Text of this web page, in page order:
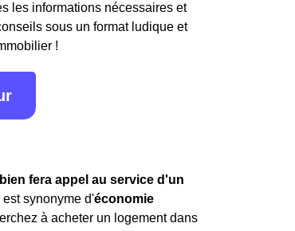
les informations nécessaires et
sous un format ludique et
!
fera appel au service d'un
synonyme d'économie
à acheter un logement dans